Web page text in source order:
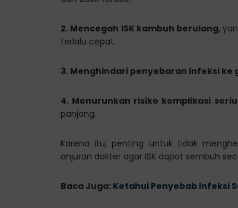
2. Mencegah ISK kambuh berulang,
terlalu cepat.
3. Menghindari penyebaran infeksi ke
4. Menurunkan risiko komplikasi
panjang.
Karena itu, penting untuk tidak
anjuran dokter agar ISK dapat sembuh
Baca Juga: Ketahui Penyebab Infeksi